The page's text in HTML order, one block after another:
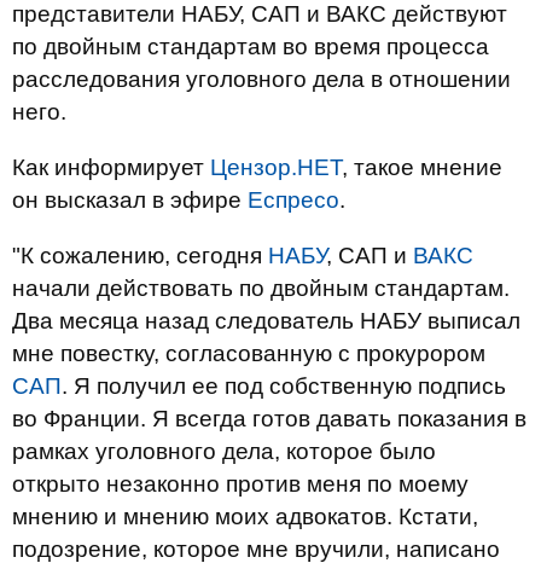
представители НАБУ, САП и ВАКС действуют
по двойным стандартам во время процесса
расследования уголовного дела в отношении
него.
Как информирует Цензор.НЕТ, такое мнение
он высказал в эфире Еспресо.
"К сожалению, сегодня НАБУ, САП и ВАКС
начали действовать по двойным стандартам.
Два месяца назад следователь НАБУ выписал
мне повестку, согласованную с прокурором
САП. Я получил ее под собственную подпись
во Франции. Я всегда готов давать показания в
рамках уголовного дела, которое было
открыто незаконно против меня по моему
мнению и мнению моих адвокатов. Кстати,
подозрение, которое мне вручили, написано